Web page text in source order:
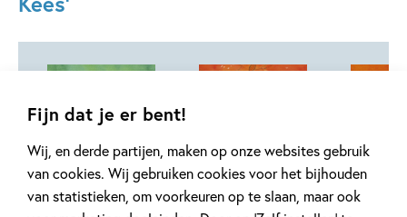
Fijn dat je er bent!
Wij, en derde partijen, maken op onze websites gebruik
van cookies. Wij gebruiken cookies voor het bijhouden
van statistieken, om voorkeuren op te slaan, maar ook